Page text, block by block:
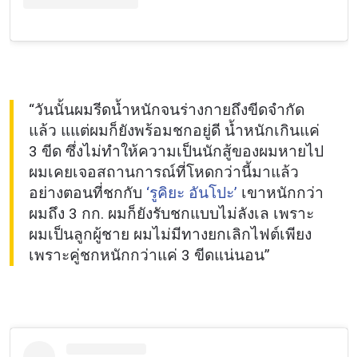
“วันนั้นผมรีดน้ำหนักจนร่างกายถึงขีดจำกัด
แล้ว แแต่ผมก็ยังพร้อมชกอยู่ดี น้ำหนักเกินแค่
3 ขีด ซึ่งไม่ทำให้ความเป็นนักสู้ของผมหายไป
ผมเคยเจอสถานการณ์ที่โหดกว่านี้มาแล้ว
อย่างตอนที่ชกกับ ‘รูคิยะ อันโปะ’ เขาหนักกว่า
ผมถึง 3 กก. ผมก็ยังรับชกแบบไม่ลังเล เพราะ
ผมเป็นลูกผู้ชาย ผมไม่มีทางยกเลิกไฟต์เพียง
เพราะคู่ชกหนักกว่าแค่ 3 ขีดแน่นอน”